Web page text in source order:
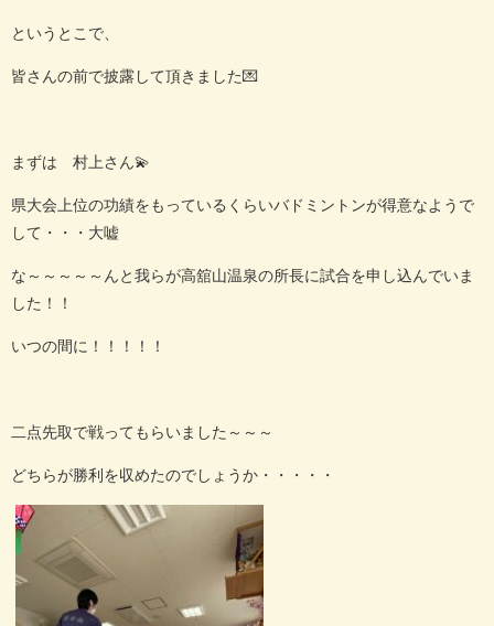
というとこで、
皆さんの前で披露して頂きました💌
まずは 村上さん💫
県大会上位の功績をもっているくらいバドミントンが得意なようで
して・・・大嘘
な～～～～～んと我らが高舘山温泉の所長に試合を申し込んでいま
した！！
いつの間に！！！！！
二点先取で戦ってもらいました～～～
どちらが勝利を収めたのでしょうか・・・・・